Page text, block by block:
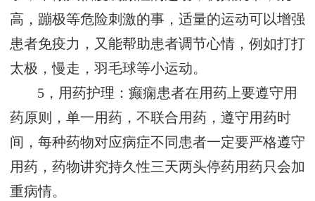
高，蹦极等危险刺激的事，适量的运动可以增强
患者免疫力，又能帮助患者调节心情，例如打打
太极，慢走，羽毛球等小运动。
5，用药护理：癫痫患者在用药上要遵守用
药原则，单一用药，不联合用药，遵守用药时
间，每种药物对应病症不同患者一定要严格遵守
用药，药物讲究持久性三天两头停药用药只会加
重病情。